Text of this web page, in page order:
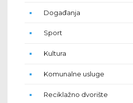
Događanja
Sport
Kultura
Komunalne usluge
Reciklažno dvorište